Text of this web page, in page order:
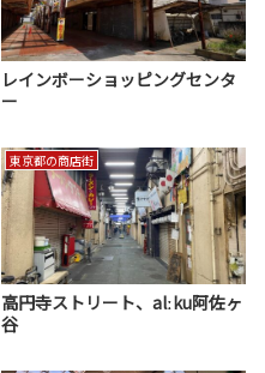
レインボーショッピングセンタ
ー
東京都の商店街
高円寺ストリート、alːku阿佐ヶ
谷